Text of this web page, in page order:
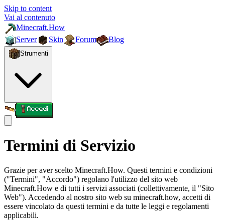
Skip to content
Vai al contenuto
Minecraft.How
Server
Skin Forum Blog
Strumenti
Accedi
Termini di Servizio
Grazie per aver scelto Minecraft.How. Questi termini e condizioni
("Termini", "Accordo") regolano l'utilizzo del sito web
Minecraft.How e di tutti i servizi associati (collettivamente, il "Sito
Web"). Accedendo al nostro sito web su minecraft.how, accetti di
essere vincolato da questi termini e da tutte le leggi e regolamenti
applicabili.